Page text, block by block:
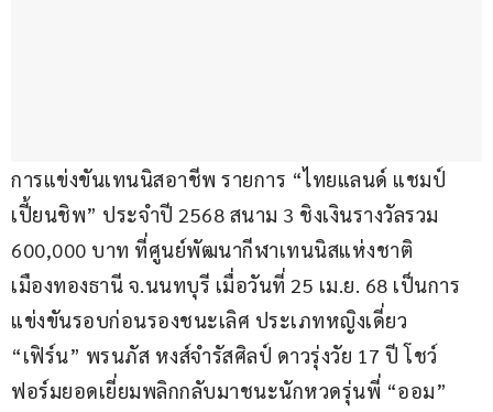
การแข่งขันเทนนิสอาชีพ รายการ “ไทยแลนด์ แชมป์
เปี้ยนชิพ” ประจำปี 2568 สนาม 3 ชิงเงินรางวัลรวม
600,000 บาท ที่ศูนย์พัฒนากีฬาเทนนิสแห่งชาติ
เมืองทองธานี จ.นนทบุรี เมื่อวันที่ 25 เม.ย. 68 เป็นการ
แข่งขันรอบก่อนรองชนะเลิศ ประเภทหญิงเดี่ยว
“เฟิร์น” พรนภัส หงส์จำรัสศิลป์ ดาวรุ่งวัย 17 ปี โชว์
ฟอร์มยอดเยี่ยมพลิกกลับมาชนะนักหวดรุ่นพี่ “ออม”